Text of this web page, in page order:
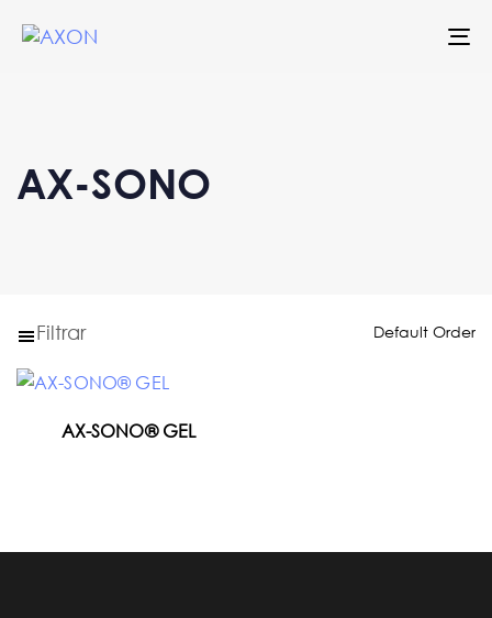
AX-SONO
Filtrar
AX-SONO® GEL